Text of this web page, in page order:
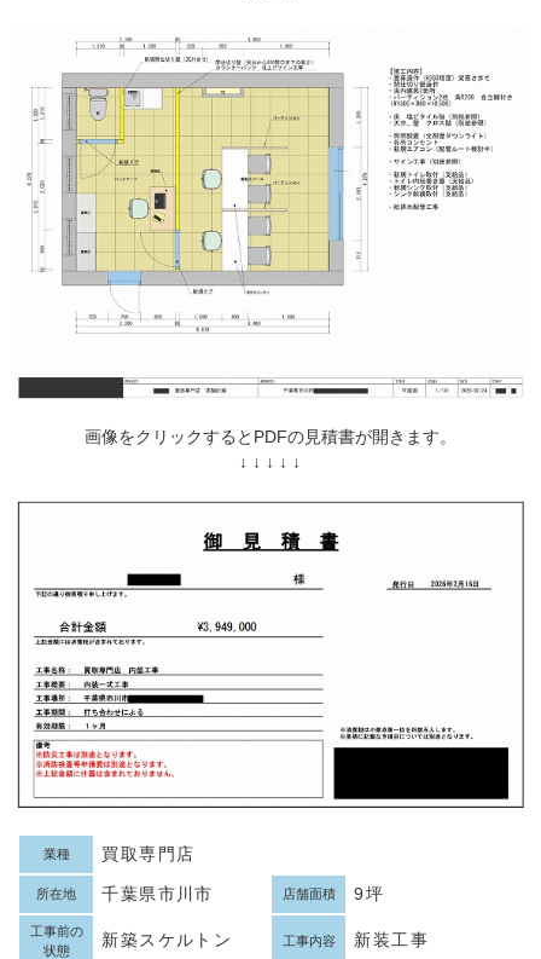
画像をクリックするとPDFの見積書が開きます。
↓ ↓ ↓ ↓ ↓
業種 買取専門店
所在地 千葉県市川市 店舗面積 9坪
工事前の
状態
新築スケルトン 工事内容 新装工事